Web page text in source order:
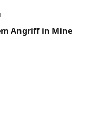
Angriff in Mine